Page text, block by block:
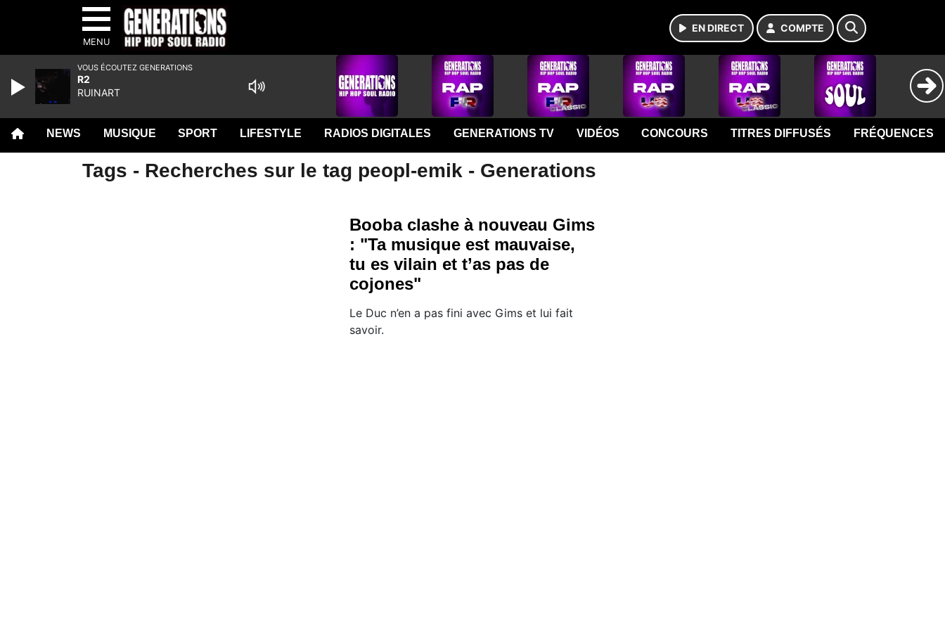
MENU
EN DIRECT COMPTE
NEWS MUSIQUE SPORT LIFESTYLE RADIOS DIGITALES GENERATIONS TV VIDÉOS CONCOURS TITRES DIFFUSÉS FRÉQUENCES
Tags - Recherches sur le tag peopl-emik - Generations
Booba clashe à nouveau Gims
: "Ta musique est mauvaise,
tu es vilain et t’as pas de
cojones"
Le Duc n’en a pas fini avec Gims et lui fait
savoir.
VOUS ÉCOUTEZ GENERATIONS
R2
RUINART